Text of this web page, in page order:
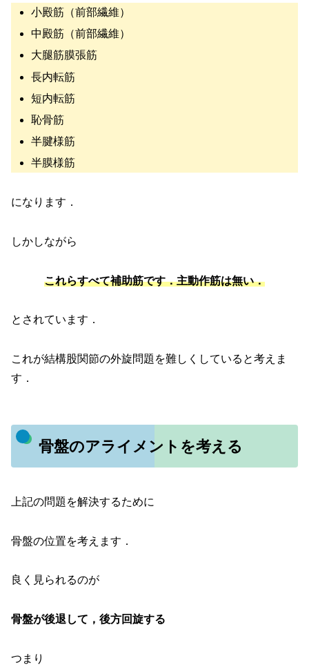
小殿筋（前部繊維）
中殿筋（前部繊維）
大腿筋膜張筋
長内転筋
短内転筋
恥骨筋
半腱様筋
半膜様筋
になります．
しかしながら
これらすべて補助筋です．主動作筋は無い．
とされています．
これが結構股関節の外旋問題を難しくしていると考えま
す．
骨盤のアライメントを考える
上記の問題を解決するために
骨盤の位置を考えます．
良く見られるのが
骨盤が後退して，後方回旋する
つまり